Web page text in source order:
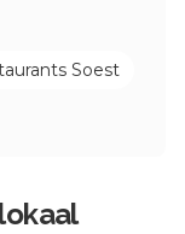
Soest